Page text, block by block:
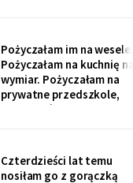
domu opieki. Przyjechali
z tortem i laptopem:
bilety do Rzymu na moje
siedemdziesiąte
urodziny
Pożyczałam im na wesele.
Pożyczałam na kuchnię na
wymiar. Pożyczałam na
prywatne przedszkole,
„bo Kubuś jest wrażliwy".
poprosiłam o pożyczkę -
na okulary progresywne -
Czterdzieści lat temu
nosiłam go z gorączką